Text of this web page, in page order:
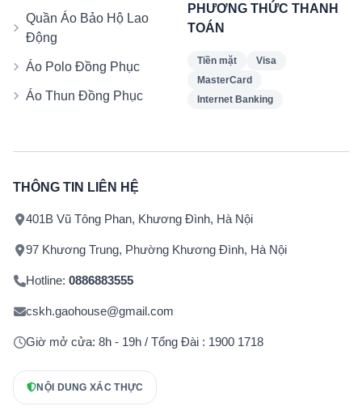
Quần Áo Bảo Hộ Lao
Động
Áo Polo Đồng Phục
Áo Thun Đồng Phục
PHƯƠNG THỨC THANH
TOÁN
Tiền mặt
Visa
MasterCard
Internet Banking
THÔNG TIN LIÊN HỆ
401B Vũ Tông Phan, Khương Đình, Hà Nội
97 Khương Trung, Phường Khương Đình, Hà Nội
Hotline: 0886883555
cskh.gaohouse@gmail.com
Giờ mở cửa: 8h - 19h / Tổng Đài : 1900 1718
NỘI DUNG XÁC THỰC